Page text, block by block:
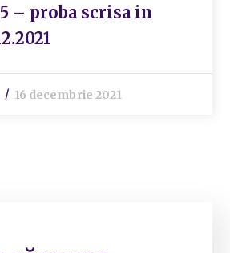
– proba scrisa in
16 decembrie 2021